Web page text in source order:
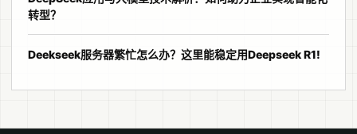
转型？
Deekseek服务器繁忙怎么办？这里能稳定用Deepseek R1!